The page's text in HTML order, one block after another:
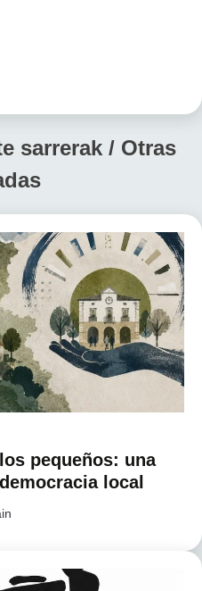
sarrerak / Otras
pequeños: una
local